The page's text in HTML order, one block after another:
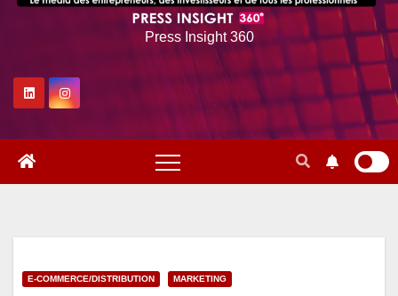
Press Insight 360
E-COMMERCE/DISTRIBUTION MARKETING